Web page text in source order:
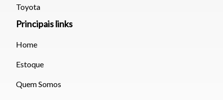
teclado.
Toyota
Principais links
Home
Estoque
Quem Somos